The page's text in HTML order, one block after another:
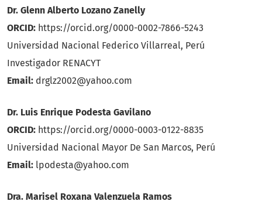
Dr. Glenn Alberto Lozano Zanelly
ORCID: https://orcid.org/0000-0002-7866-5243
Universidad Nacional Federico Villarreal, Perú
Investigador RENACYT
Email: drglz2002@yahoo.com
Dr. Luis Enrique Podesta Gavilano
ORCID: https://orcid.org/0000-0003-0122-8835
Universidad Nacional Mayor De San Marcos, Perú
Email: lpodesta@yahoo.com
Dra. Marisel Roxana Valenzuela Ramos